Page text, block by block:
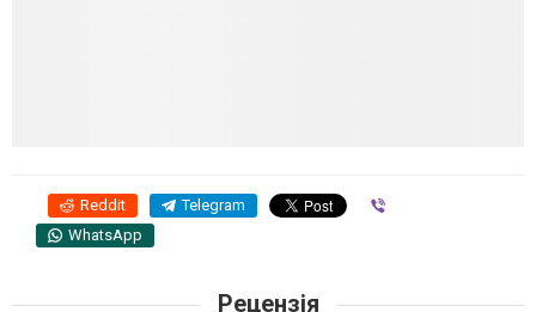
Reddit Telegram
WhatsApp
Рецензія